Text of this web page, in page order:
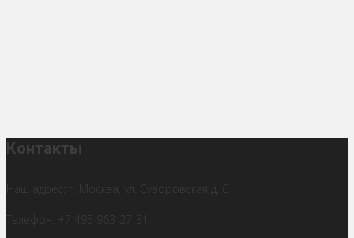
Контакты
Наш адрес: г. Москва, ул. Суворовская д. 6
Телефон: +7 495 963-27-31